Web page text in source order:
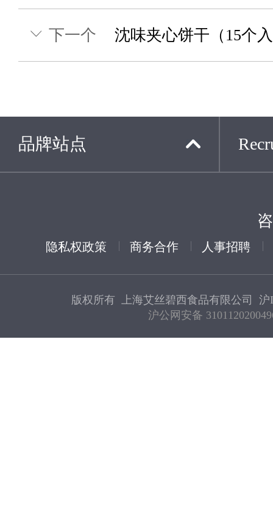
下一个 沈味夹心饼干（15个
品牌站点
隐私权政策 商务合作 人事招聘
版权所有 上海艾丝碧西食品有限公司 沪
沪公网安备